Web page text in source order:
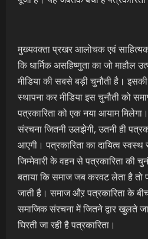
मुख्यवक्ता प्रखर आलोचक एवं
कि धार्मिक असहिष्णुता का जो माहौल
मीडिया की सबसे बड़ी चुनौती है।
स्थापना कर मीडिया इस चुनौती को
पत्रकारिता को एक नया आयाम
संरचना जितनी उलझेगी, उतनी ही
आएगी। पत्रकारिता का दायित्व
जिम्मेवारी के वहन से पत्रकारिता की
बताया कि समाज जब करवट लेता है तो
जाती है। समाज औऱ पत्रकारिता के
समाजिक संरचना में जितने द्वार खुलते
घिरती जा रही है पत्रकारिता।